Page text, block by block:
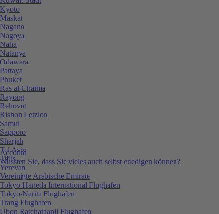
Account
Wussten Sie, dass Sie vieles auch selbst erledigen können?
Kyoto
Maskat
Nagano
Nagoya
Naha
Natanya
Odawara
Pattaya
Phuket
Ras al-Chaima
Rayong
Rehovot
Rishon Letzion
Samui
Sapporo
Sharjah
Tel Aviv
Tiflis
Yerevan
Vereinigte Arabische Emirate
Tokyo-Haneda International Flughafen
Tokyo-Narita Flughafen
Trang Flughafen
Ubon Ratchathanii Flughafen